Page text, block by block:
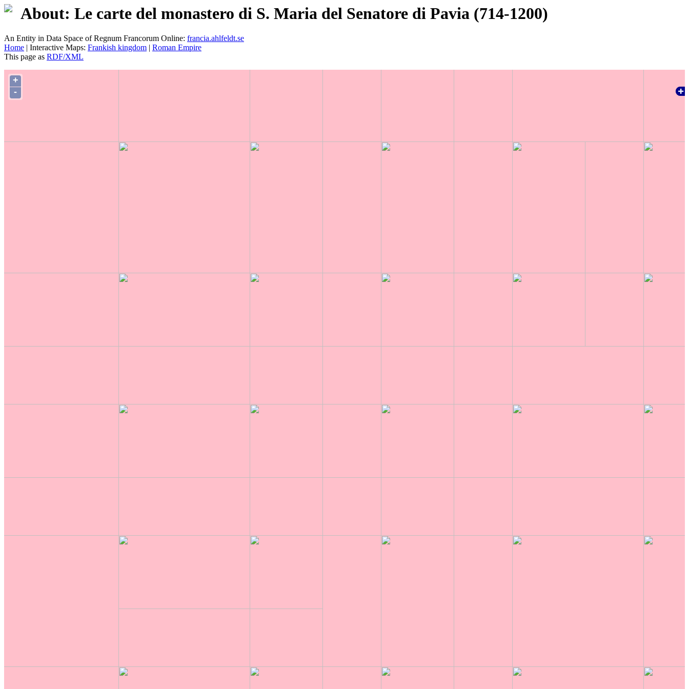
About: Le carte del monastero di S. Maria del Senatore di Pavia (714-1200)
An Entity in Data Space of Regnum Francorum Online: francia.ahlfeldt.se
Home | Interactive Maps: Frankish kingdom | Roman Empire
This page as RDF/XML
+
-